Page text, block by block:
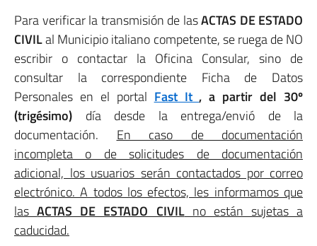
Para verificar la transmisión de lasACTAS DE ESTADO
CIVILal Municipio italiano competente, se ruega de NO
escribir o contactar la Oficina Consular, sino de
consultar la correspondiente Ficha de Datos
Personales en el portal Fast It, a partir del 30º
(trigésimo) día desde la entrega/envió de la
documentación. En caso de documentación
incompleta o de solicitudes de documentación
adicional, los usuarios serán contactados por correo
electrónico. A todos los efectos, les informamos que
lasACTAS DE ESTADO CIVILno están sujetas a
caducidad.